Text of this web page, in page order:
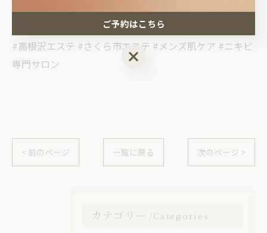
リング
#肌質改善 #陶肌トリートメント #いちご鼻改善
#高根沢エステ #さくら市エステ #メンズ肌ケア #ニキビ
専門サロン
< 前のページ 一覧に戻る 次のページ >
カテゴリー Categories
ご予約はこちら
ご予約はこちら